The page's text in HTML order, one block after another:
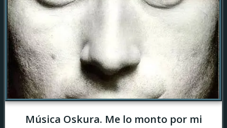
Música Oskura. Me lo monto por mi